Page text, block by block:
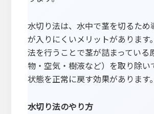
水切り法は、水中で茎を切るため
が入りにくいメリットがあります
法を行うことで茎が詰まっている
物・空気・樹液など）を取り除い
状態を正常に戻す効果があります。
水切り法のやり方